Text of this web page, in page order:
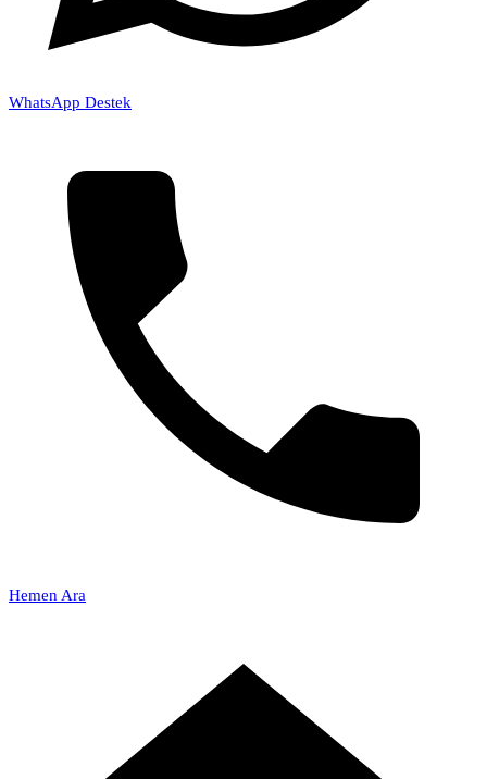
WhatsApp Destek
Hemen Ara